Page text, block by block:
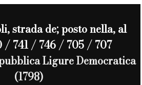
strada de; posto nella, al
/ 741 / 746 / 705 / 707
Ligure Democratica
(1798)